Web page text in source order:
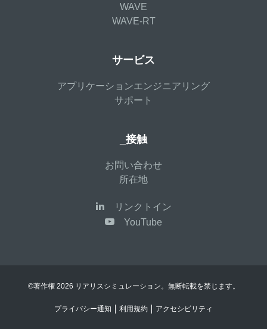
WAVE
WAVE-RT
サービス
アプリケーションエンジニアリング
サポート
_接触
お問い合わせ
所在地
リンクトイン
YouTube
©著作権 2026 リアリスシミュレーション。無断転載を禁じます。
プライバシー通知 利用規約 アクセシビリティ